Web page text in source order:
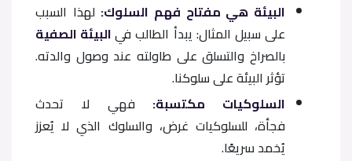
البيئة هي مفتاح فهم السلوك: لهذا السبب
على سبيل المثال: يبدأ الطالب فيالبيئة الصفية
بالصراخ والتسلق على طاولته عند وصول والدته.
تؤثر البيئة على سلوكنا.
السلوكيات مكتسبة: فهي لا تحدث
فجأة، للسلوكيات غرض، والسلوك الذي لا يُعزز
يُخمد سريعًا.